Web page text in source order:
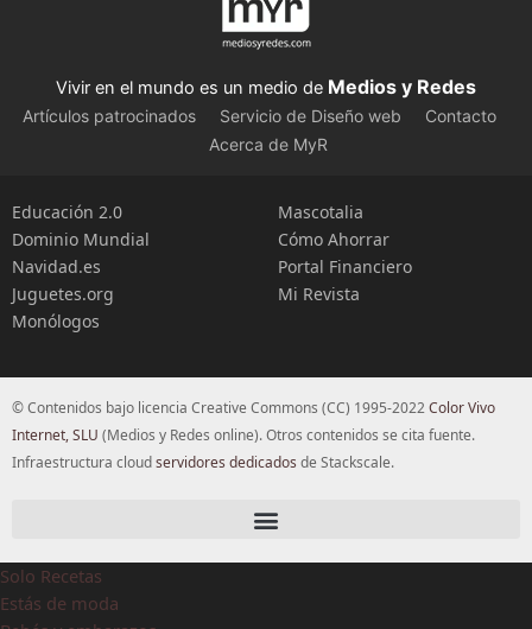
Vivir en el mundo es un medio de Medios y Redes
Artículos patrocinados Servicio de Diseño web
Contacto
Acerca de MyR
Educación 2.0
Dominio Mundial
Navidad.es
Juguetes.org
Monólogos
Mascotalia
Cómo Ahorrar
Portal Financiero
Mi Revista
© Contenidos bajo licencia Creative Commons (CC) 1995-2022Color Vivo
Internet, SLU (Medios y Redes online). Otros contenidos se cita fuente.
Infraestructura cloudservidores dedicados de Stackscale.
Solo Recetas
Estás de moda